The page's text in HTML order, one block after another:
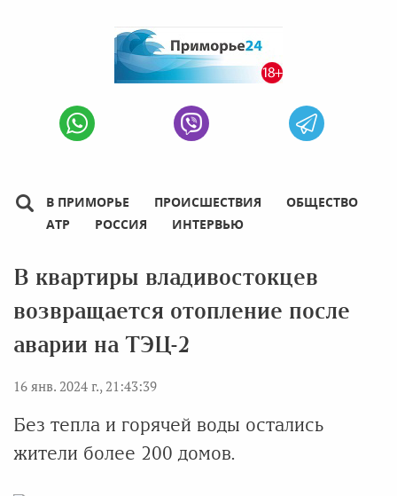
В ПРИМОРЬЕ ПРОИСШЕСТВИЯ
ОБЩЕСТВО
АТР
РОССИЯ ИНТЕРВЬЮ
В квартиры владивостокцев
возвращается отопление после
аварии на ТЭЦ-2
16 янв. 2024 г., 21:43:39
Без тепла и горячей воды остались
жители более 200 домов.